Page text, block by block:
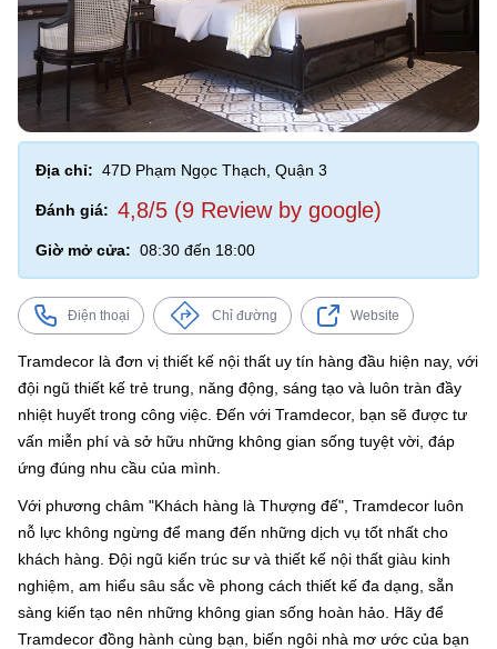
Địa chỉ: 47D Phạm Ngọc Thạch, Quận 3
Đánh giá: 4,8/5 (9 Review by google)
Giờ mở cửa: 08:30 đến 18:00
Điện thoại Chỉ đường Website
Tramdecor là đơn vị thiết kế nội thất uy tín hàng đầu hiện nay, với
đội ngũ thiết kế trẻ trung, năng động, sáng tạo và luôn tràn đầy
nhiệt huyết trong công việc. Đến với Tramdecor, bạn sẽ được tư
vấn miễn phí và sở hữu những không gian sống tuyệt vời, đáp
ứng đúng nhu cầu của mình.
Với phương châm "Khách hàng là Thượng đế", Tramdecor luôn
nỗ lực không ngừng để mang đến những dịch vụ tốt nhất cho
khách hàng. Đội ngũ kiến trúc sư và thiết kế nội thất giàu kinh
nghiệm, am hiểu sâu sắc về phong cách thiết kế đa dạng, sẵn
sàng kiến tạo nên những không gian sống hoàn hảo. Hãy để
Tramdecor đồng hành cùng bạn, biến ngôi nhà mơ ước của bạn